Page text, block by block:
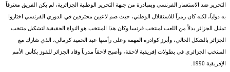
التحرير ضد الاستعمار الفرنسي وبمبادرة من جبهة التحرير الوطنية الجزائرية، لم يكن الفريق معترفاً
به دولياً، لكنه كان رمزاً للاستقلال الوطني، حيث ضم لاعبين محترفين في الدوري الفرنسي اختاروا
تمثيل الجزائر بدلاً من اللعب لمنتخب فرنسا وكان هذا المنتخب هو النواة الحقيقية لتشكيل منتخب
الجزائر بالشكل الحالي، وأبرز كوادره المهمة وعلى رأسها عبد الحميد كرمالي، الذي شارك مع
المنتخب الجزائري في بطولات إفريقية لاحقة، وأصبح لاحقاً مدرباً وقاد الجزائر للفوز بكأس الأمم
الإفريقية 1990.